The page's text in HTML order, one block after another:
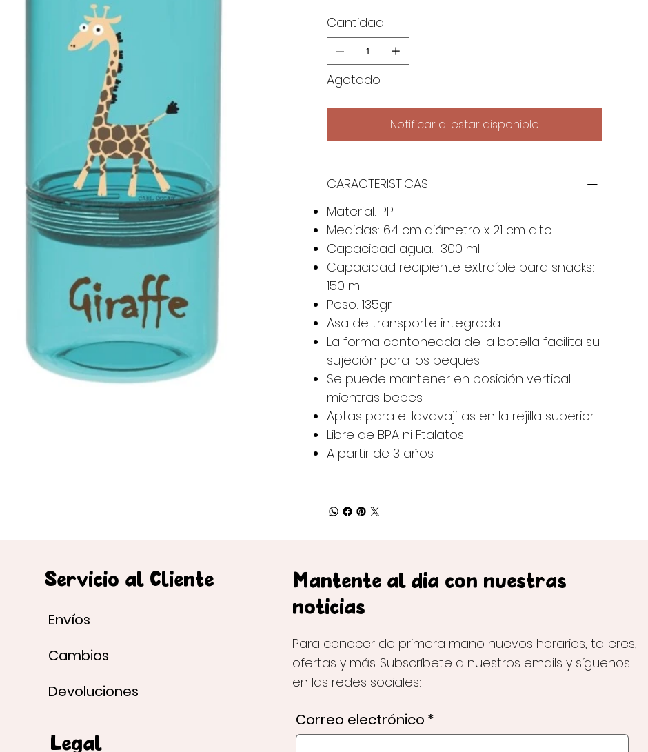
Cantidad
Agotado
Notificar al estar disponible
CARACTERISTICAS
Material: PP
Medidas: 6.4 cm diámetro x 21 cm alto
Capacidad agua: 300 ml
Capacidad recipiente extraíble para snacks:
150 ml
Peso: 135gr
Asa de transporte integrada
La forma contoneada de la botella facilita su
sujeción para los peques
Se puede mantener en posición vertical
mientras bebes
Aptas para el lavavajillas en la rejilla superior
Libre de BPA ni Ftalatos
A partir de 3 años
Servicio al Cliente
Envíos
Cambios
Devoluciones
Legal
Mantente al día con nuestras
noticias
Para conocer de primera mano nuevos horarios, talleres,
ofertas y más. Subscríbete a nuestros emails y síguenos
en las redes sociales:
Correo electrónico *